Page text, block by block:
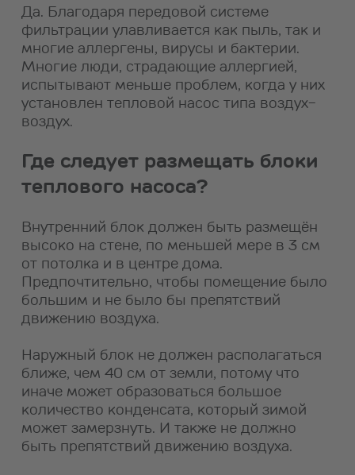
Да. Благодаря передовой системе
фильтрации улавливается как пыль, так и
многие аллергены, вирусы и бактерии.
Многие люди, страдающие аллергией,
испытывают меньше проблем, когда у них
установлен тепловой насос типа воздух-
воздух.
Где следует размещать блоки
теплового насоса?
Внутренний блок должен быть размещён
высоко на стене, по меньшей мере в 3 см
от потолка и в центре дома.
Предпочтительно, чтобы помещение было
большим и не было бы препятствий
движению воздуха.
Наружный блок не должен располагаться
ближе, чем 40 см от земли, потому что
иначе может образоваться большое
количество конденсата, который зимой
может замерзнуть. И также не должно
быть препятствий движению воздуха.